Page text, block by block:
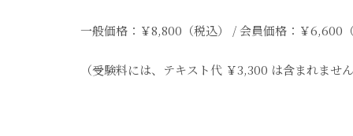
一般価格：￥8,800（税込） / 会員価格：￥6,600（
（受験料には、テキスト代 ￥3,300 は含まれません